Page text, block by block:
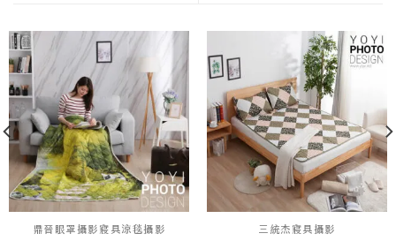
鼎晉眼罩攝影寢具涼毯攝影 三統杰寢具攝影